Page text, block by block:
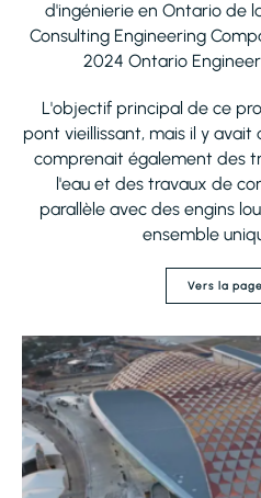
d'ingénierie en Ontario de
Consulting Engineering
2024 Ontario
L'objectif principal de ce
pont vieillissant, mais il y
comprenait également des
l'eau et des travaux de
parallèle avec des engins
ensemble
Vers la